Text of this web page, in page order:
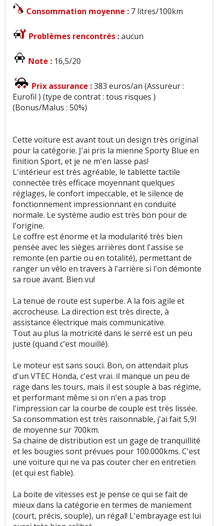
Consommation moyenne : 7 litres/100km
Problèmes rencontrés :aucun
Note : 16,5/20
Prix assurance :383 euros/an (Assureur :
Eurofil ) (type de contrat : tous risques )
(Bonus/Malus : 50%)
Cette voiture est avant tout un design très original
pour la catégorie. J'ai pris la mienne Sporty Blue en
finition Sport, et je ne m'en lasse pas!
L'intérieur est très agréable, le tablette tactile
connectée très efficace moyennant quelques
réglages, le confort impeccable, et le silence de
fonctionnement impressionnant en conduite
normale. Le système audio est très bon pour de
l'origine.
Le coffre est énorme et la modularité très bien
pensée avec les sièges arrières dont l'assise se
remonte (en partie ou en totalité), permettant de
ranger un vélo en travers à l'arrière si l'on démonte
sa roue avant. Bien vu!
La tenue de route est superbe. A la fois agile et
accrocheuse. La direction est très directe, à
assistance électrique mais communicative.
Tout au plus la motricité dans le serré est un peu
juste (quand c'est mouillé).
Le moteur est sans souci. Bon, on attendait plus
d'un VTEC Honda, c'est vrai. il manque un peu de
rage dans les tours, mais il est souple à bas régime,
et performant même si on n'en a pas trop
l'impression car la courbe de couple est très lissée.
Sa consommation est très raisonnable, j'ai fait 5,9l
de moyenne sur 700km.
Sa chaine de distribution est un gage de tranquillité
et les bougies sont prévues pour 100.000kms. C'est
une voiture qui ne va pas couter cher en entretien
(et qui est fiable).
La boite de vitesses est je pense ce qui se fait de
mieux dans la catégorie en termes de maniement
(court, précis, souple), un régal! L'embrayage est lui